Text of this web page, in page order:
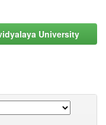
University